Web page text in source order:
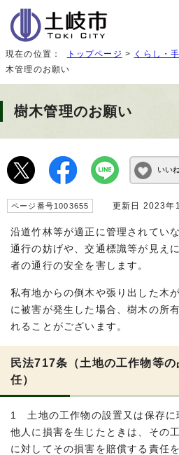
現在の位置： トップページ > くらし・
木管理のお願い
樹木管理のお願い
いい
ページ番号1003655 更新日 2023年1
沿道竹林等が適正に管理されてい
通行の妨げや、交通標識等が見え
者の通行の安全を害します。
私有地からの倒木や張り出した木
に被害が発生した場合、樹木の所
れることがございます。
民法717条（土地の工作物等
任）
1 土地の工作物の設置又は保存に
他人に損害を生じたときは、その
に対してその損害を賠償する責任